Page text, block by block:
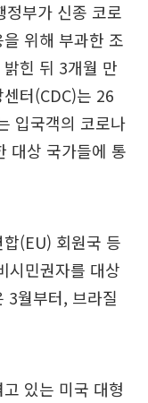
부가 신종 코로
위해 부과한 조
힌 뒤 3개월 만
터(CDC)는 26
입국객의 코로나
대상 국가들에 통
(EU) 회원국 등
시민권자를 대상
3월부터, 브라질
있는 미국 대형